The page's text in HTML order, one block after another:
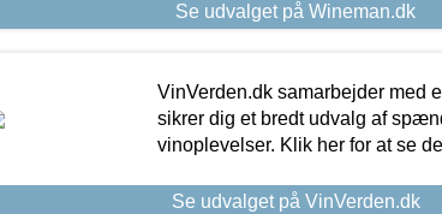
Se udvalget på Wineman.dk
VinVerden.dk samarbejder med
sikrer dig et bredt udvalg af
vinoplevelser. Klik her for at se
Se udvalget på VinVerden.dk